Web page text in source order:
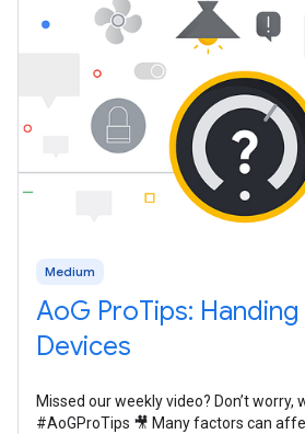
Medium
AoG ProTips:
Devices
Missed our weekly video? Don’t worry,
#AoGProTips 🎥 Many factors can